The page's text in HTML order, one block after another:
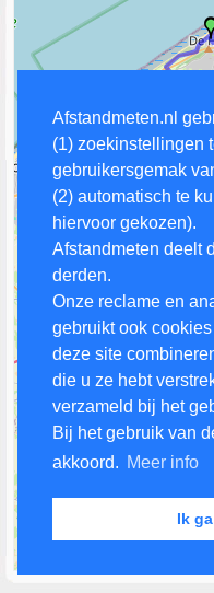
Afstandmeten.nl
(1) zoekinstellingen
gebruikersgemak
(2) automatisch te
hiervoor gekozen).
Afstandmeten deelt
derden.
Onze reclame en
gebruikt ook
deze site
die u ze hebt
verzameld bij het
Bij het gebruik van
akkoord. Meer info
Ik